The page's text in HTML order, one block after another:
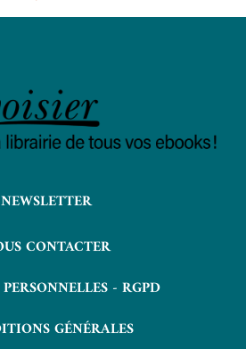
NEWSLETTER
CONTACTER
- RGPD
GÉNÉRALES